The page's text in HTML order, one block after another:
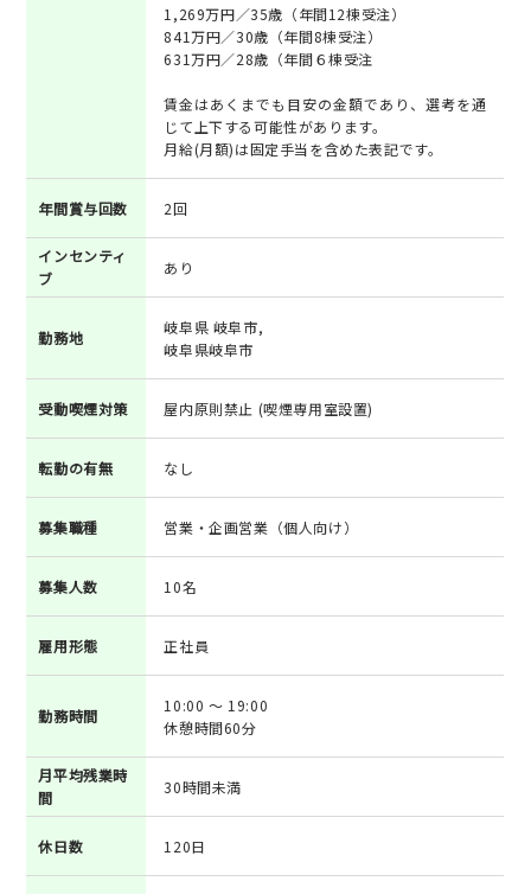
1,269万円／35歳（年間12棟受注）
841万円／30歳（年間8棟受注）
631万円／28歳（年間６棟受注
賃金はあくまでも目安の金額であり、選考を通
じて上下する可能性があります。
月給(月額)は固定手当を含めた表記です。
年間賞与回数 2回
インセンティ
ブ
あり
勤務地
岐阜県 岐阜市,
岐阜県岐阜市
受動喫煙対策 屋内原則禁止 (喫煙専用室設置)
転勤の有無 なし
募集職種 営業・企画営業（個人向け）
募集人数 10名
雇用形態 正社員
勤務時間
10:00 ～ 19:00
休憩時間60分
月平均残業時
間
30時間未満
休日数 120日